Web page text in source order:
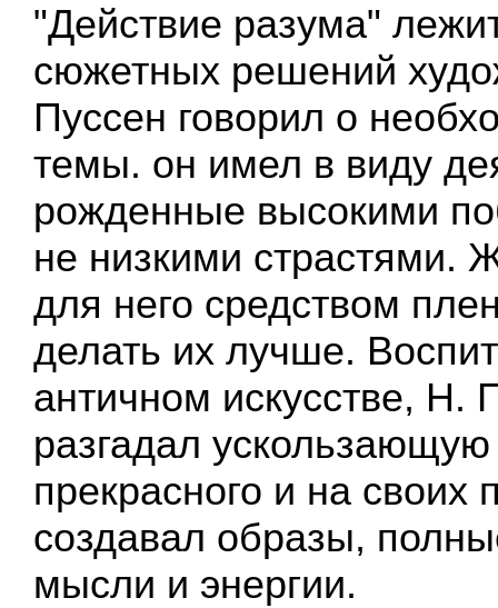
"Действие разума"
сюжетных решений
Пуссен говорил о
темы. он имел в виду
рожденные высокими
не низкими страстями.
для него средством
делать их лучше.
античном искусстве, Н.
разгадал ускользающую
прекрасного и на своих
создавал образы,
мысли и энергии.